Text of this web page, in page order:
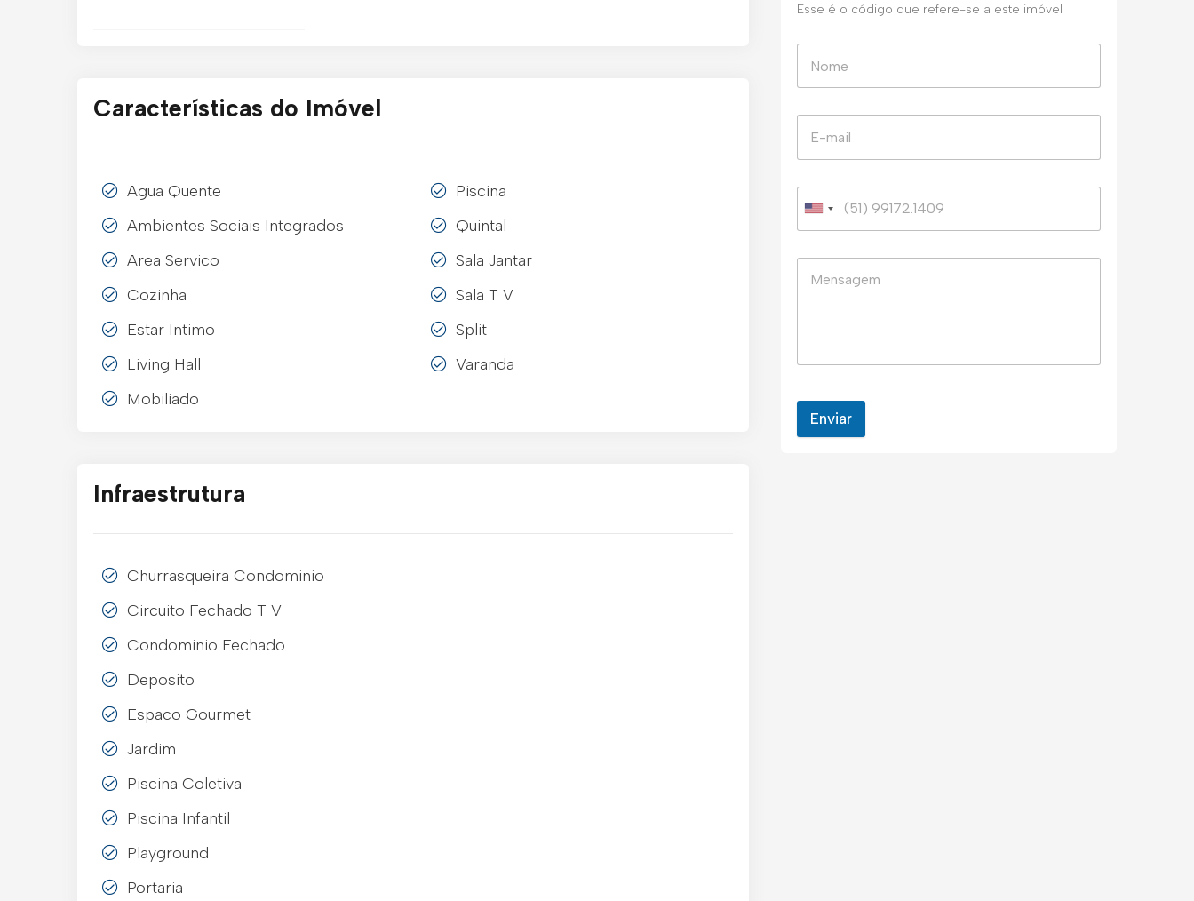
Características do Imóvel
Agua Quente
Ambientes Sociais Integrados
Area Servico
Cozinha
Estar Intimo
Living Hall
Mobiliado
Piscina
Quintal
Sala Jantar
Sala T V
Split
Varanda
Infraestrutura
Churrasqueira Condominio
Circuito Fechado T V
Condominio Fechado
Deposito
Espaco Gourmet
Jardim
Piscina Coletiva
Piscina Infantil
Playground
Portaria
Esse é o código que refere-se a este imóvel
Enviar